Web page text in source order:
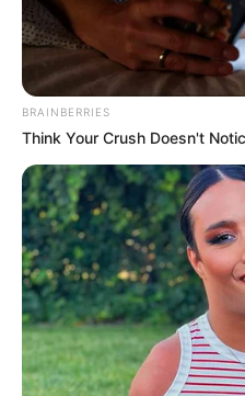
BRAINBERRIES
Think Your Crush Doesn't